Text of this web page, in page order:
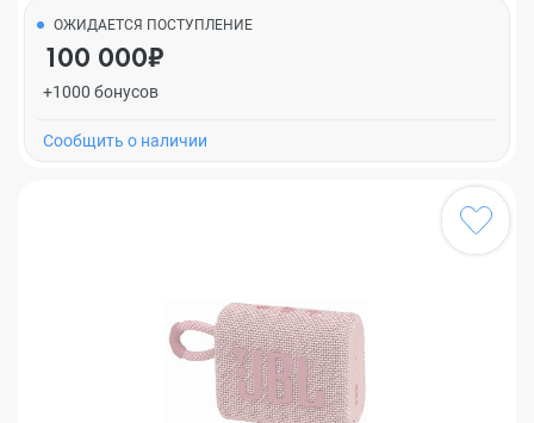
ОЖИДАЕТСЯ ПОСТУПЛЕНИЕ
100 000₽
+1000 бонусов
Cообщить о наличии